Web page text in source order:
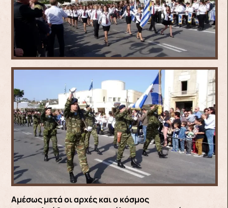
Αμέσως μετά οι αρχές και ο κόσμος